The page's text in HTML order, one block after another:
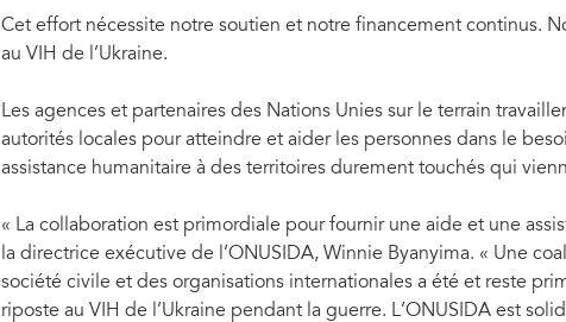
Cet effort nécessite notre soutien et notre financement continus.
au VIH de l’Ukraine.
Les agences et partenaires des Nations Unies sur le terrain
autorités locales pour atteindre et aider les personnes dans le
assistance humanitaire à des territoires durement touchés qui
« La collaboration est primordiale pour fournir une aide et une
la directrice exécutive de l’ONUSIDA, Winnie Byanyima. « Une
société civile et des organisations internationales a été et reste
riposte au VIH de l’Ukraine pendant la guerre. L’ONUSIDA est